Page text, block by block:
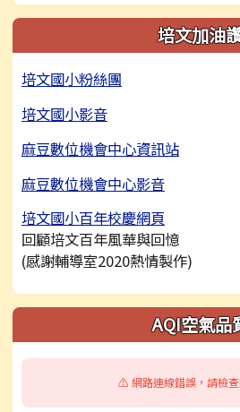
培文加油
培文國小粉絲團
培文國小影音
麻豆數位機會中心資訊站
麻豆數位機會中心影音
培文國小百年校慶網頁
回顧培文百年風華與回憶
(感謝輔導室2020熱情製作)
右邊區域內容 AQI空氣品
⚠️ 網路連線錯誤，請檢